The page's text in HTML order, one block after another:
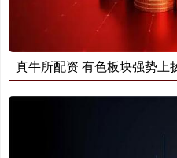
真牛所配资 有色板块强势上